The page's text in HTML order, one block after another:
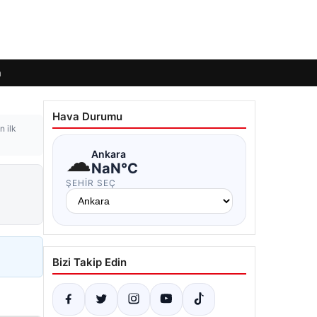
ilk
Hava Durumu
☁Ankara
NaN°C
ŞEHIR SEÇ
Bizi Takip Edin